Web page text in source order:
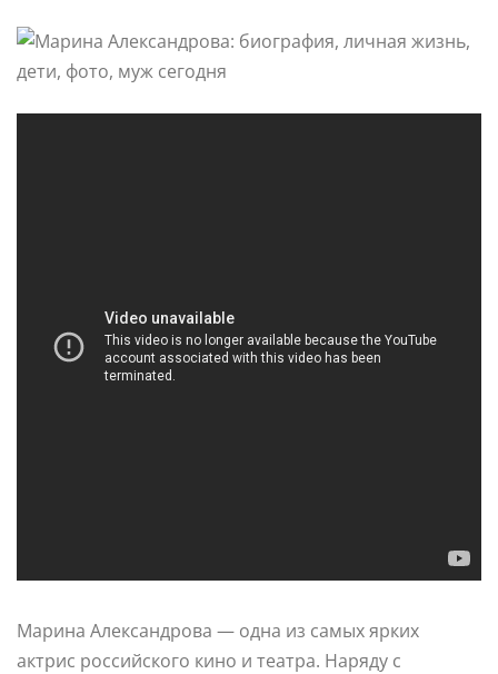
Марина Александрова — одна из самых ярких
актрис российского кино и театра. Наряду с